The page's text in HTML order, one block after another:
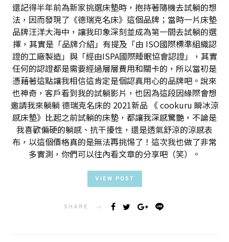
還記得半年前為新家挑選床墊時，抱持著隨機去試躺的想
法，因而發現了《德瑞克名床》這個品牌；當時一片床墊
品牌汪洋大海中，讓我印象深刻並成為第一間去試躺的選
擇，其實是「品牌介紹」有提及「由 ISO國際標準組織認
證的工廠製造」與「經由ISPA國際睡眠協會認證」，其實
任何的認證都是需要經過層層費用和關卡的，所以當初是
憑藉著這點讓我相信這肯定是個認真用心的品牌吧。說來
也神奇，客戶看到我的試躺影片，也因為這段因緣際會想
邀請我來躺躺 德瑞克名床的 2021新品 《 cookuru 瞬冰涼
感床墊》比起之前試躺的床墊，都讓我深感驚艷，不論是
我喜歡偏硬的躺感、抗干擾性，還是透氣舒涼的涼感表
布，以這個價格真的是無法再挑惕了！這次我也做了非常
多實測，你們可以往內看文章的分享吧（笑）。
VIEW POST
SHARE